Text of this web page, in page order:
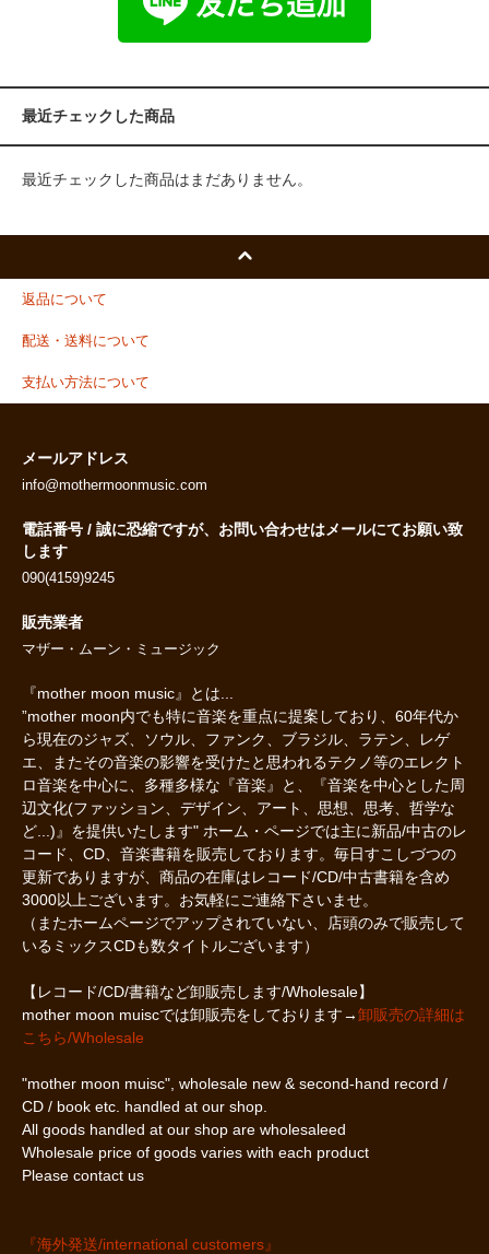
最近チェックした商品
最近チェックした商品はまだありません。
返品について
配送・送料について
支払い方法について
メールアドレス
info@mothermoonmusic.com
電話番号 / 誠に恐縮ですが、お問い合わせはメールにてお願い致
します
090(4159)9245
販売業者
マザー・ムーン・ミュージック
『mother moon music』とは...
”mother moon内でも特に音楽を重点に提案しており、60年代か
ら現在のジャズ、ソウル、ファンク、ブラジル、ラテン、レゲ
エ、またその音楽の影響を受けたと思われるテクノ等のエレクト
ロ音楽を中心に、多種多様な『音楽』と、『音楽を中心とした周
辺文化(ファッション、デザイン、アート、思想、思考、哲学な
ど...)』を提供いたします" ホーム・ページでは主に新品/中古のレ
コード、CD、音楽書籍を販売しております。毎日すこしづつの
更新でありますが、商品の在庫はレコード/CD/中古書籍を含め
3000以上ございます。お気軽にご連絡下さいませ。
（またホームページでアップされていない、店頭のみで販売して
いるミックスCDも数タイトルございます）
【レコード/CD/書籍など卸販売します/Wholesale】
mother moon muiscでは卸販売をしております→卸販売の詳細は
こちら/Wholesale
"mother moon muisc", wholesale new & second-hand record /
CD / book etc. handled at our shop.
All goods handled at our shop are wholesaleed
Wholesale price of goods varies with each product
Please contact us
『海外発送/international customers』